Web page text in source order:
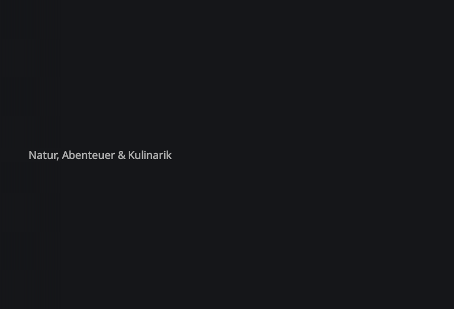
Natur, Abenteuer & Kulinarik